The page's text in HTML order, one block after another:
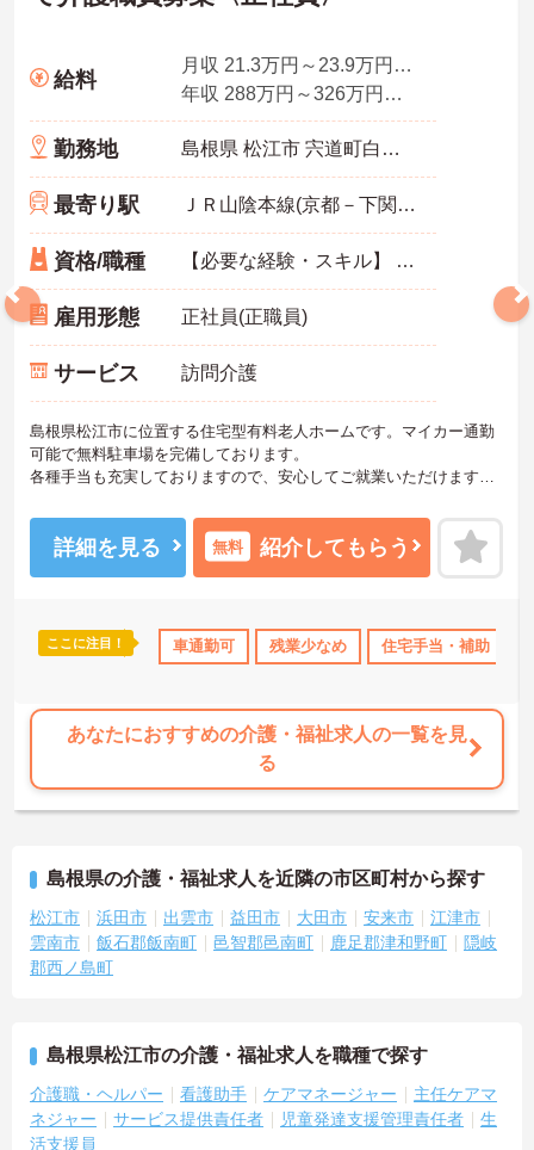
クOK 産休･育休･介護休暇取得実績あり 社会保険完備 交通
給料
月収 21.3万円～23.9万円程度（夜勤5回分手当含む諸手当込）
年収 288万円～326万円程度
勤務地 島根県 松江市 宍道町白石184－3
最寄り駅 ＪＲ山陰本線(京都－下関)「宍道駅」バス・車6分
資格/職種 【必要な経験・スキル】 ■初任者研修修了以上、ヘルパー2級以上 ■普通自動車運転免許（AT限定可） ■経験必須
雇用形態 正社員(正職員)
サービス 訪問介護
島根県松江市に位置する住宅型有料老人ホームです。マイカー通勤
可能で無料駐車場を完備しております。
各種手当も充実しておりますので、安心してご就業いただけます。
いたしますのでお気軽にご相談ください！
詳細を見る 無料 紹介してもらう
ここに注目！ 車通勤可 残業少なめ 住宅手当・補助
あなたにおすすめの介護・福祉求人の一覧を見
る
島根県の介護・福祉求人を近隣の市区町村から探す
松江市 浜田市 出雲市 益田市 大田市 安来市
江津市
雲南市
飯石郡飯南町 邑智郡邑南町 鹿足郡津和野町
隠岐
郡西ノ島町
島根県松江市の介護・福祉求人を職種で探す
介護職・ヘルパー 看護助手 ケアマネージャー
主任ケアマ
ネジャー
サービス提供責任者 児童発達支援管理責任者
生
活支援員